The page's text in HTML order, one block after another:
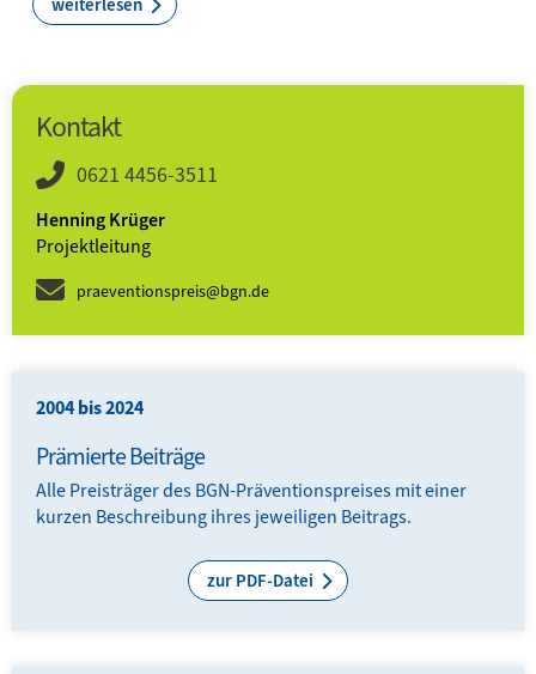
Kontakt
0621 4456-3511
Henning Krüger
Projektleitung
praeventionspreis@bgn.de
2004 bis 2024
Prämierte Beiträge
Alle Preisträger des BGN-Präventionspreises mit einer
kurzen Beschreibung ihres jeweiligen Beitrags.
zur PDF-Datei